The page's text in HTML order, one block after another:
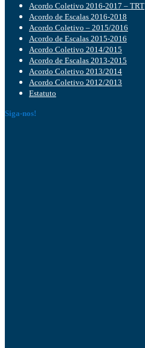
Acordo Coletivo 2016-2017 – TRT
Acordo de Escalas 2016-2018
Acordo Coletivo – 2015/2016
Acordo de Escalas 2015-2016
Acordo Coletivo 2014/2015
Acordo de Escalas 2013-2015
Acordo Coletivo 2013/2014
Acordo Coletivo 2012/2013
Estatuto
Siga-nos!